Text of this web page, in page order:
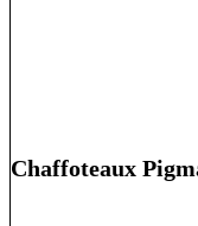
Chaffoteaux